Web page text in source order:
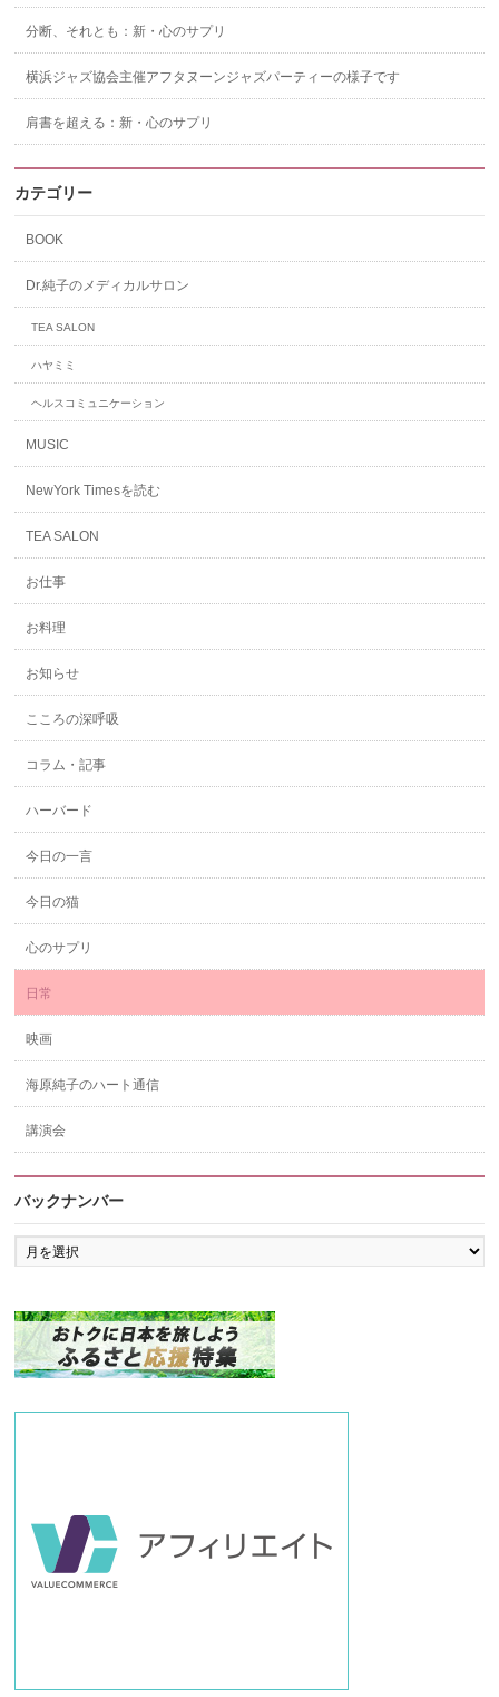
分断、それとも：新・心のサプリ
横浜ジャズ協会主催アフタヌーンジャズパーティーの様子です
肩書を超える：新・心のサプリ
カテゴリー
BOOK
Dr.純子のメディカルサロン
TEA SALON
ハヤミミ
ヘルスコミュニケーション
MUSIC
NewYork Timesを読む
TEA SALON
お仕事
お料理
お知らせ
こころの深呼吸
コラム・記事
ハーバード
今日の一言
今日の猫
心のサプリ
日常
映画
海原純子のハート通信
講演会
バックナンバー
バ
ッ
ン
バ
ー